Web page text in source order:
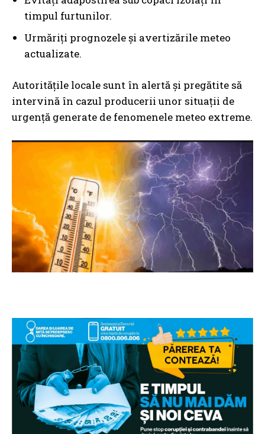
timpul furtunilor.
Urmăriți prognozele și avertizările meteo
actualizate.
Autoritățile locale sunt în alertă și pregătite să
intervină în cazul producerii unor situații de
urgență generate de fenomenele meteo extreme.